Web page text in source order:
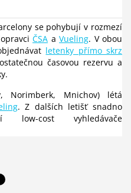
se pohybují v rozmezí
ČSA aVueling. V obou
letenky přímo skrz
časovou rezervu a
Norimberk, Mnichov) létá
. Z dalších letišť snadno
low-cost vyhledávače